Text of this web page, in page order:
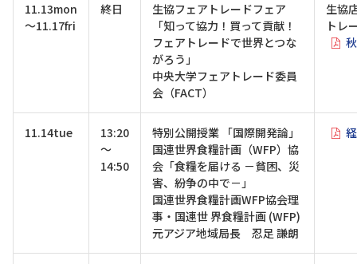
11.13mon
～11.17fri
終日
生協フェアトレードフェア
「知って協力！買って貢献！
フェアトレードで世界とつな
がろう」
中央大学フェアトレード委員
会（FACT）
生協
トレ
11.14tue
13:20
～
14:50
特別公開授業 「国際開発論」
国連世界食糧計画（WFP）協
会「食糧を届ける －貧困、災
害、紛争の中で－」
国連世界食糧計画WFP協会理
事・国連世 界食糧計画 (WFP)
元アジア地域局長 忍足 謙朗